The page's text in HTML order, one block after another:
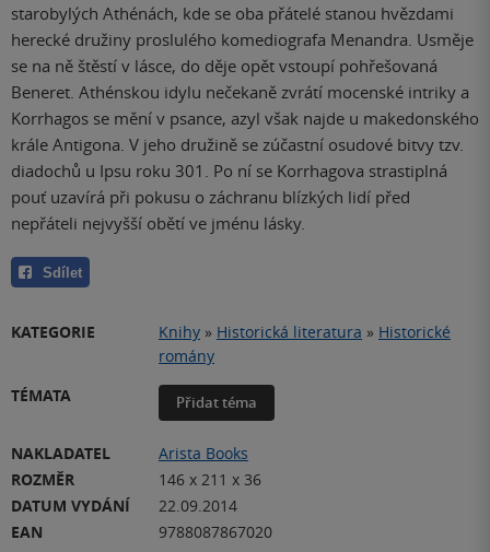
starobylých Athénách, kde se oba přátelé stanou hvězdami
herecké družiny proslulého komediografa Menandra. Usměje
se na ně štěstí v lásce, do děje opět vstoupí pohřešovaná
Beneret. Athénskou idylu nečekaně zvrátí mocenské intriky a
Korrhagos se mění v psance, azyl však najde u makedonského
krále Antigona. V jeho družině se zúčastní osudové bitvy tzv.
diadochů u Ipsu roku 301. Po ní se Korrhagova strastiplná
pouť uzavírá při pokusu o záchranu blízkých lidí před
nepřáteli nejvyšší obětí ve jménu lásky.
Sdílet
KATEGORIE Knihy » Historická literatura » Historické
romány
TÉMATA
Přidat téma
NAKLADATEL
Arista Books
ROZMĚR
146 x 211 x 36
DATUM VYDÁNÍ
22.09.2014
EAN
9788087867020